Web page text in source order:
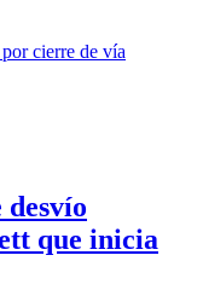
que inicia